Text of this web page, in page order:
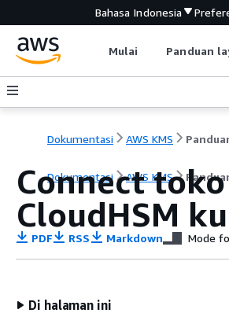
Bahasa Indonesia
Mulai Panduan
Dokumentasi AWS KMS
Dokumentasi AWS KMS
Connect toko
CloudHSM
PDF RSS Markdown Mode
Di halaman ini